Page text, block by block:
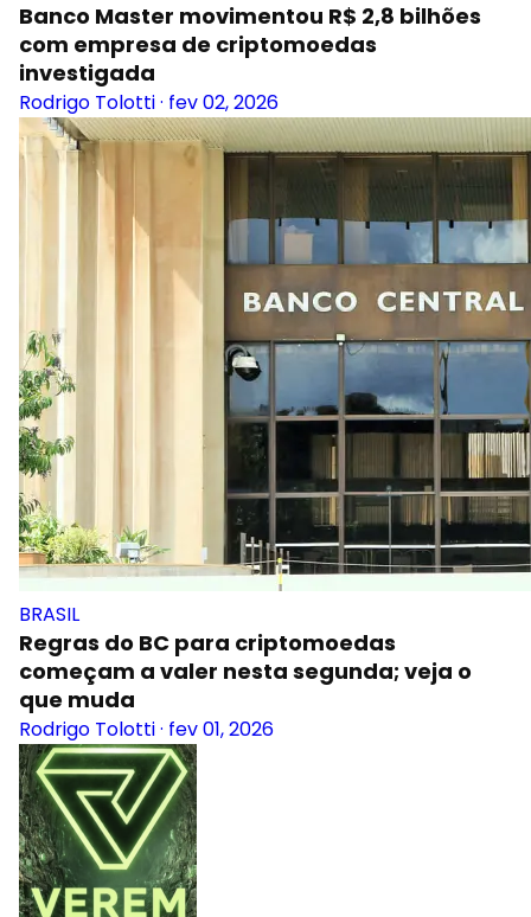
Banco Master movimentou R$ 2,8 bilhões
com empresa de criptomoedas
investigada
Rodrigo Tolotti· fev 02, 2026
BRASIL
Regras do BC para criptomoedas
começam a valer nesta segunda; veja o
que muda
Rodrigo Tolotti· fev 01, 2026